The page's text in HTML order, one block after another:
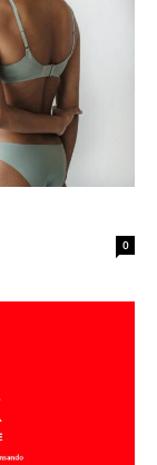
0